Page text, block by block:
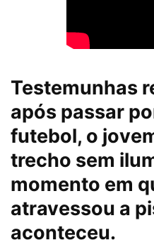
Testemunhas
após passar
futebol, o
trecho sem
momento em
atravessou a
aconteceu.